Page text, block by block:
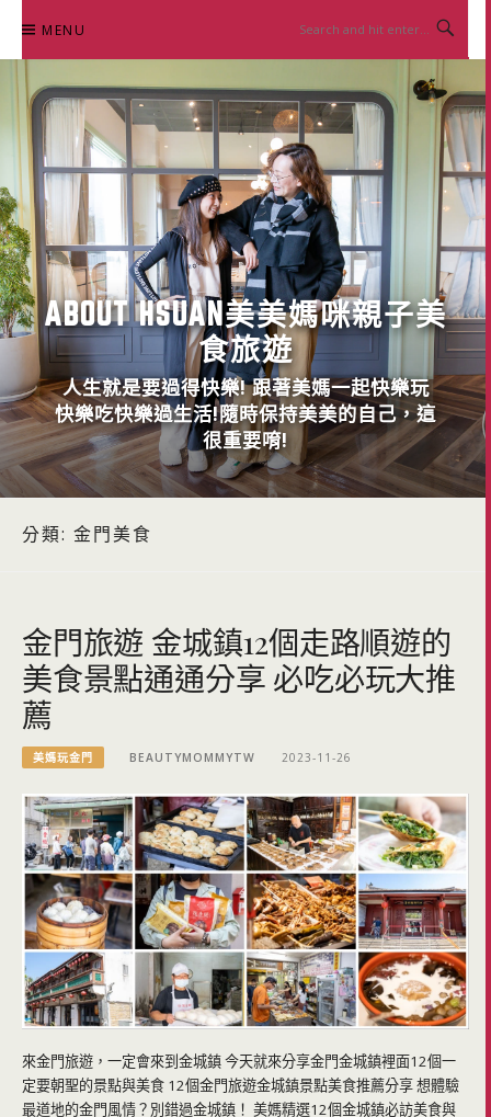
content
MENU
ABOUT HSUAN美美媽咪親子美
食旅遊
人生就是要過得快樂! 跟著美媽一起快樂玩
快樂吃快樂過生活!隨時保持美美的自己，這
很重要唷!
分類: 金門美食
金門旅遊 金城鎮12個走路順遊的
美食景點通通分享 必吃必玩大推
薦
美媽玩金門 BEAUTYMOMMYTW 2023-11-26
來金門旅遊，一定會來到金城鎮 今天就來分享金門金城鎮裡面12個一
定要朝聖的景點與美食 12個金門旅遊金城鎮景點美食推薦分享 想體驗
最道地的金門風情？別錯過金城鎮！ 美媽精選12個金城鎮必訪美食與